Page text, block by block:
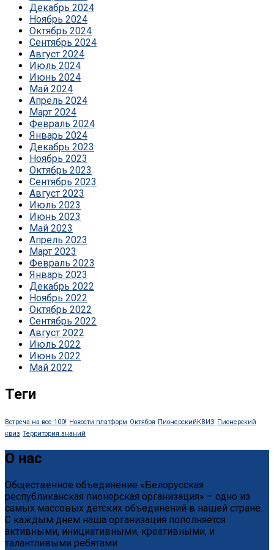
Декабрь 2024
Ноябрь 2024
Октябрь 2024
Сентябрь 2024
Август 2024
Июль 2024
Июнь 2024
Май 2024
Апрель 2024
Март 2024
Февраль 2024
Январь 2024
Декабрь 2023
Ноябрь 2023
Октябрь 2023
Сентябрь 2023
Август 2023
Июль 2023
Июнь 2023
Май 2023
Апрель 2023
Март 2023
Февраль 2023
Январь 2023
Декабрь 2022
Ноябрь 2022
Октябрь 2022
Сентябрь 2022
Август 2022
Июль 2022
Июнь 2022
Май 2022
Теги
Встреча на все 100! Новости платформ Октября ПионерскийКВИЗ Пионерский
квиз Территория знаний
О нас
Общественное объединение «Белорусская
республиканская пионерская организация» – одно из
самых массовых детских объединений в нашей стране.
С каждым днем наша организация пополняется
активными, инициативными, креативными, и
талантливыми ребятами